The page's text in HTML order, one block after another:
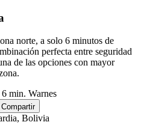
norte, a solo 6 minutos de
perfecta entre seguridad
de las opciones con mayor
6 min. Warnes
Compartir